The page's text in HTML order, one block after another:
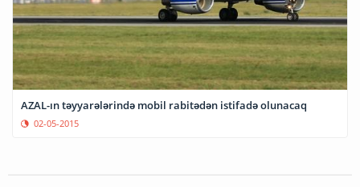
AZAL-ın təyyarələrində mobil rabitədən istifadə olunacaq
02-05-2015